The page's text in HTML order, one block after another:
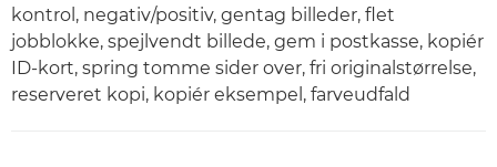
kontrol, negativ/positiv, gentag billeder, flet
jobblokke, spejlvendt billede, gem i postkasse, kopiér
ID-kort, spring tomme sider over, fri originalstørrelse,
reserveret kopi, kopiér eksempel, farveudfald